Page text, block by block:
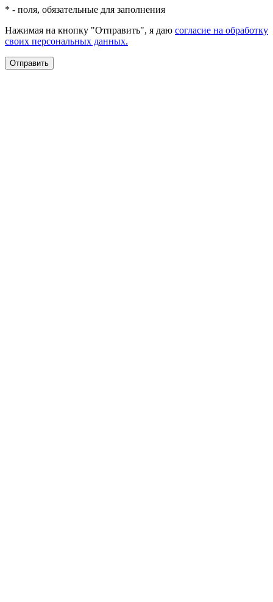
* - поля, обязательные для заполнения
Нажимая на кнопку "Отправить", я даю согласие на обработку
своих персональных данных.